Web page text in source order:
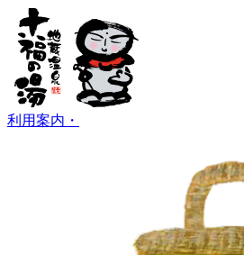
利用案内 ・